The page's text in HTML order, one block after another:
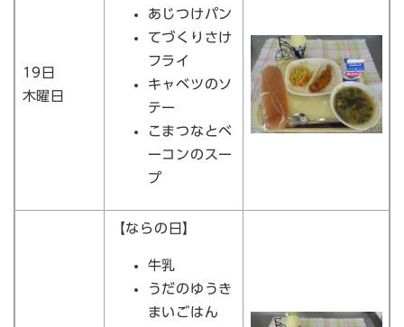
19日
木曜日
あじつけパン
てづくりさけ
フライ
キャベツのソ
テー
こまつなとベ
ーコンのスー
プ
【ならの日】
牛乳
うだのゆうき
まいごはん